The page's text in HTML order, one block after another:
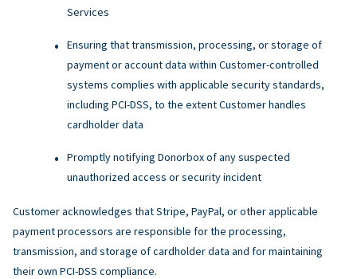
Services
Ensuring that transmission, processing, or storage of
payment or account data within Customer-controlled
systems complies with applicable security standards,
including PCI-DSS, to the extent Customer handles
cardholder data
Promptly notifying Donorbox of any suspected
unauthorized access or security incident
Customer acknowledges that Stripe, PayPal, or other applicable
payment processors are responsible for the processing,
transmission, and storage of cardholder data and for maintaining
their own PCI-DSS compliance.